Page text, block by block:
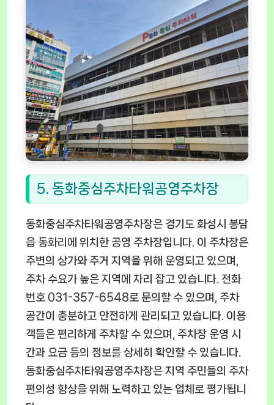
5. 동화중심주차타워공영주차장
동화중심주차타워공영주차장은 경기도 화성시 봉담
읍 동화리에 위치한 공영 주차장입니다. 이 주차장은
주변의 상가와 주거 지역을 위해 운영되고 있으며,
주차 수요가 높은 지역에 자리 잡고 있습니다. 전화
번호 031-357-6548로 문의할 수 있으며, 주차
공간이 충분하고 안전하게 관리되고 있습니다. 이용
객들은 편리하게 주차할 수 있으며, 주차장 운영 시
간과 요금 등의 정보를 상세히 확인할 수 있습니다.
동화중심주차타워공영주차장은 지역 주민들의 주차
편의성 향상을 위해 노력하고 있는 업체로 평가됩니